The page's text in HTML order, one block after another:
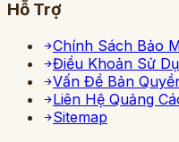
Hỗ Trợ
Chính Sách Bảo
Điều Khoản Sử
Vấn Đề Bản
Liên Hệ Quảng
Sitemap